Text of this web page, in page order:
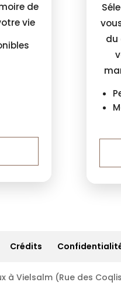
de
vie
du
Crédits
Vielsalm (Rue des